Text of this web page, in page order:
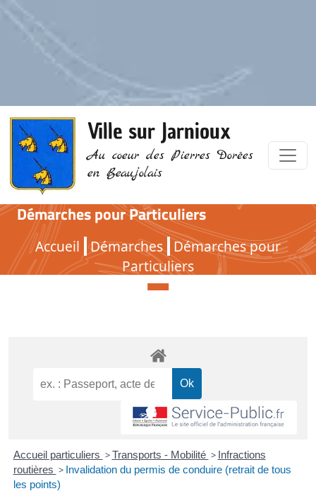
Ville sur Jarnioux
Au coeur des Pierres Dorées
en Beaujolais
Démarches pour Particuliers
Accueil Démarches Démarches pour
Particuliers
Démarches pour Particuliers
Accueil particuliers > Transports - Mobilité > Infractions
routières > Invalidation du permis de conduire (retrait de tous
les points)